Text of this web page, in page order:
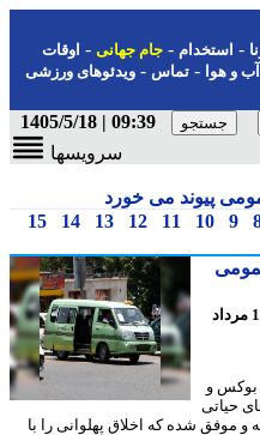
- جام جهانی-اوقات
-تماس-ویدئوهای ورزشی
09:39 | 1405/5/18
سرویسها
پیوند می خورد
10
11
12
13
14
15
17 مرداد
بوکس و
شده که اخلاق پهلوانی را با